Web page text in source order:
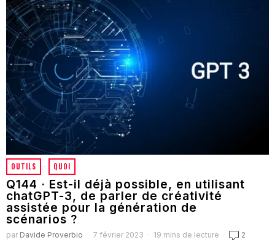
OUTILS · QUOI
Q144 · Est-il déjà possible, en utilisant
chatGPT-3, de parler de créativité
assistée pour la génération de
scénarios ?
par Davide Proverbio 7 février 2023 19 mins de lecture 2